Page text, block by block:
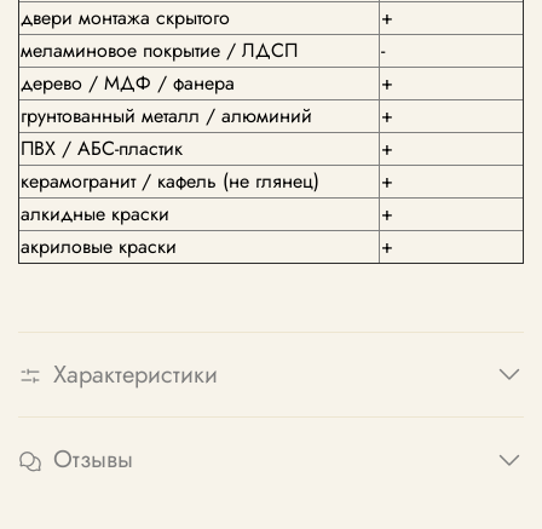
двери монтажа скрытого
+
меламиновое покрытие / ЛДСП
-
дерево / МДФ / фанера
+
грунтованный металл / алюминий
+
ПВХ / АБС-пластик
+
керамогранит / кафель (не глянец)
+
алкидные краски
+
акриловые краски
+
Характеристики
Отзывы